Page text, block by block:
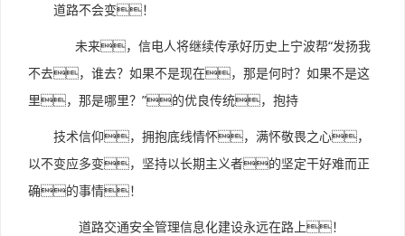
道路不会变！
未来，信电人将继续传承好历史上宁波帮“发扬我
不去，谁去？如果不是现在，那是何时？如果不是这
里，那是哪里？”的优良传统，抱持
技术信仰，拥抱底线情怀，满怀敬畏之心，
以不变应多变，坚持以长期主义者的坚定干好难而正
确的事情！
道路交通安全管理信息化建设永远在路上！